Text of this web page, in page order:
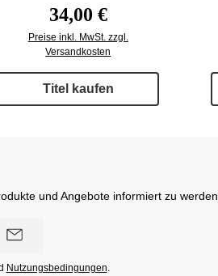
Regulärer Preis:
34,00 €
Preise inkl. MwSt. zzgl.
Versandkosten
Titel kaufen
und Angebote informiert zu werden.
Nutzungsbedingungen